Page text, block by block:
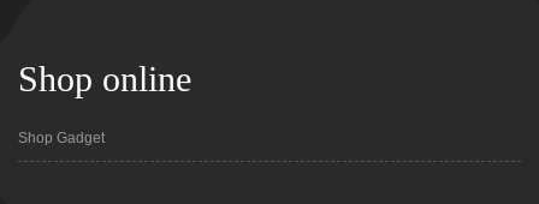
Shop online
Shop Gadget